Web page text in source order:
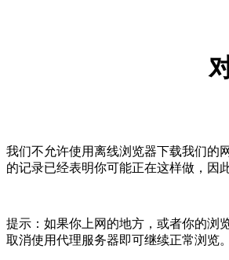
我们不允许使用离线浏览器下载我们的
的记录已经表明你可能正在这样做，因
提示：如果你上网的地方，或者你的浏
取消使用代理服务器即可继续正常浏览。